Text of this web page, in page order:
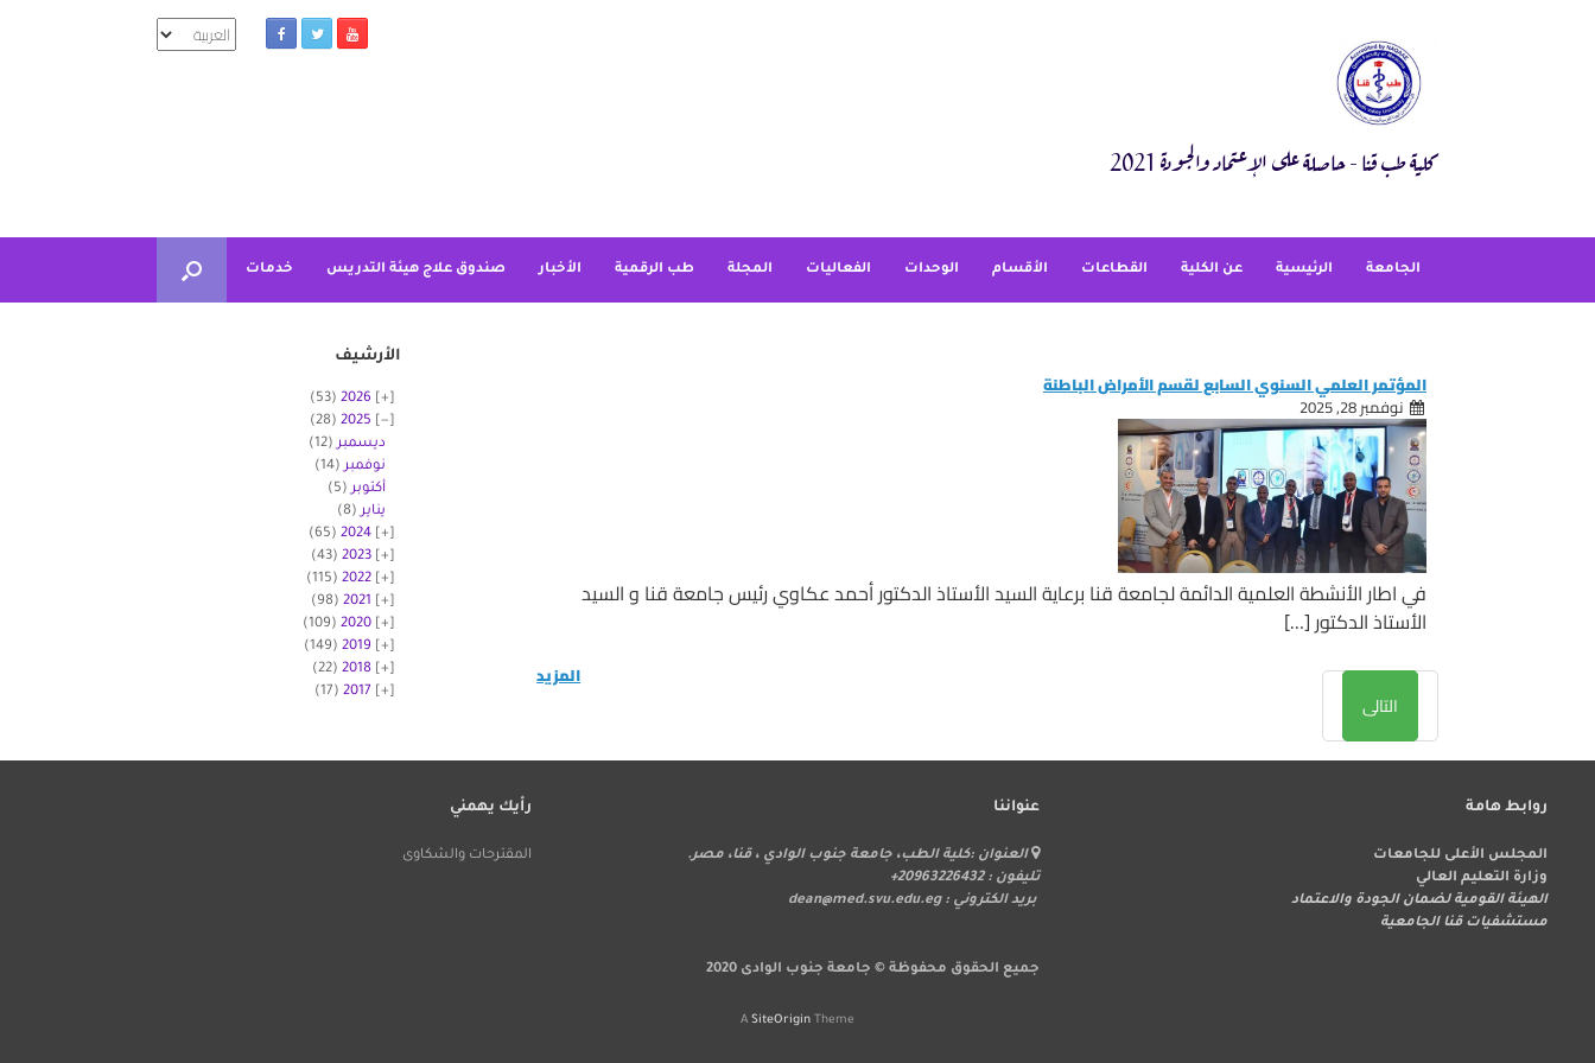
كلية طب قنا - حاصلة على الإعتماد والجودة 2021
اختر
لغة
الجامعة الرئيسية عن الكلية القطاعات الأقسام الوحدات الفعاليات المجلة طب الرقمية الأخبار صندوق علاج هيئة التدريس خدمات
المؤتمر العلمي السنوي السابع لقسم الأمراض الباطنة
نوفمبر 28, 2025
في اطار الأنشطة العلمية الدائمة لجامعة قنا برعاية السيد الأستاذ الدكتور أحمد عكاوي رئيس جامعة قنا و السيد
الأستاذ الدكتور […]
المزيد
التالى
الأرشيف
2026
(53)
2025
(28)
ديسمبر(12)
نوفمبر(14)
أكتوبر(5)
يناير(8)
2024
(65)
2023
(43)
2022
(115)
2021
(98)
2020
(109)
2019
(149)
2018
(22)
2017
(17)
روابط هامة
المجلس الأعلى للجامعات
وزارة التعليم العالي
الهيئة القومية لضمان الجودة والاعتماد
مستشفيات قنا الجامعية
عنواننا
العنوان :كلية الطب، جامعة جنوب الوادي ، قنا، مصر.
تليفون : 20963226432+
بريد الكتروني : dean@med.svu.edu.eg
جميع الحقوق محفوظة © جامعة جنوب الوادى 2020
رأيك يهمني
المقترحات والشكاوى
A SiteOrigin Theme